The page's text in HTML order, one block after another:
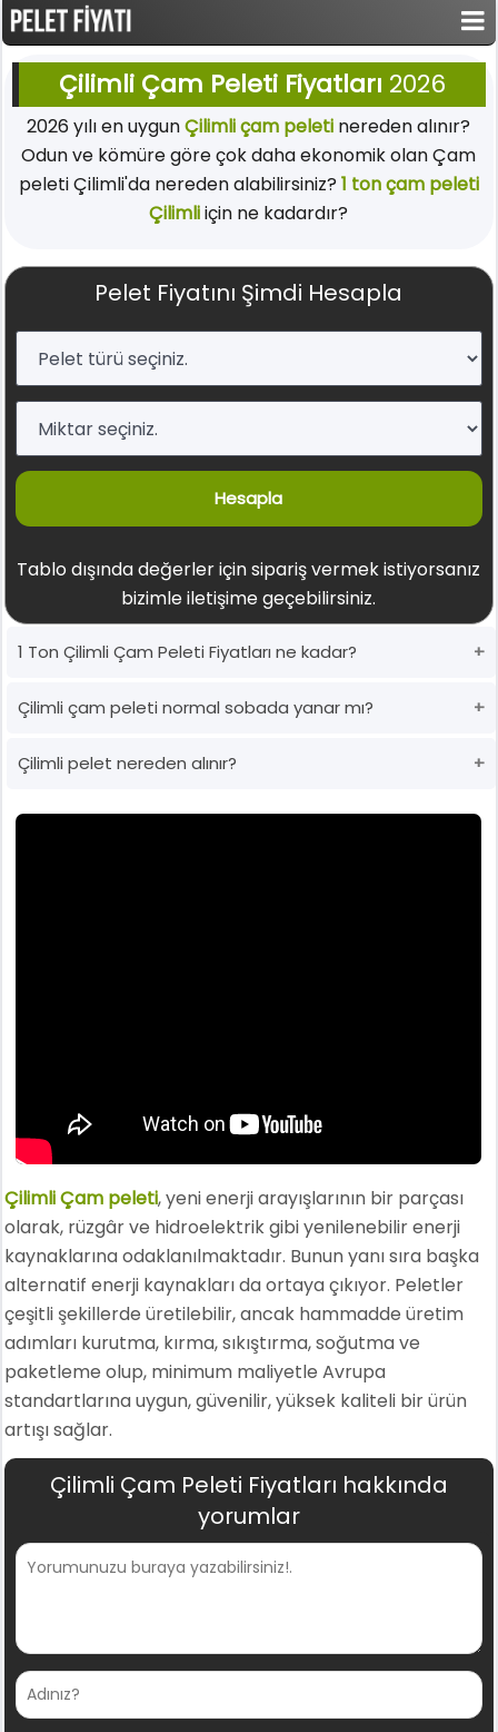
Çilimli Çam Peleti Fiyatları 2026
2026 yılı en uygunÇilimli çam peleti nereden alınır?
Odun ve kömüre göre çok daha ekonomik olan Çam
peleti Çilimli'da nereden alabilirsiniz? 1 ton çam peleti
Çilimliiçin ne kadardır?
Pelet Fiyatını Şimdi Hesapla
Hesapla
Tablo dışında değerler için sipariş vermek istiyorsanız
bizimle iletişime geçebilirsiniz.
1 Ton Çilimli Çam Peleti Fiyatları ne kadar?
Çilimli çam peleti normal sobada yanar mı?
Çilimli pelet nereden alınır?
Çilimli Çam peleti, yeni enerji arayışlarının bir parçası
olarak, rüzgâr ve hidroelektrik gibi yenilenebilir enerji
kaynaklarına odaklanılmaktadır. Bunun yanı sıra başka
alternatif enerji kaynakları da ortaya çıkıyor. Peletler
çeşitli şekillerde üretilebilir, ancak hammadde üretim
adımları kurutma, kırma, sıkıştırma, soğutma ve
paketleme olup, minimum maliyetle Avrupa
standartlarına uygun, güvenilir, yüksek kaliteli bir ürün
artışı sağlar.
Çilimli Çam Peleti Fiyatları hakkında
yorumlar